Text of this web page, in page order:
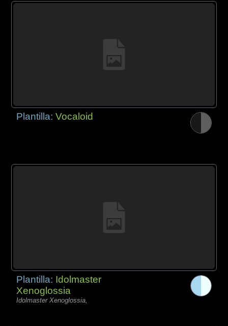
Plantilla:Vocaloid
Plantilla: Idolmaster
Xenoglossia
Idolmaster Xenoglossia,